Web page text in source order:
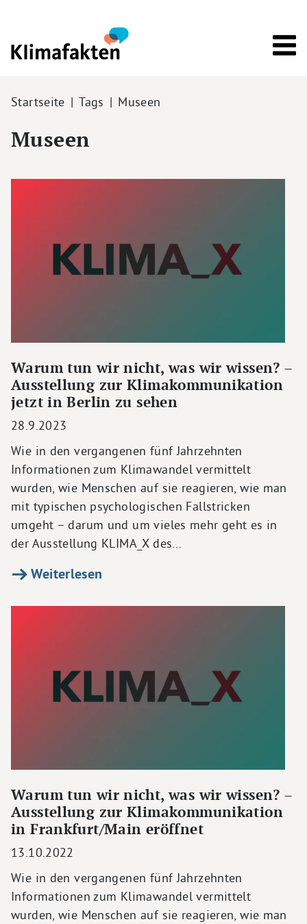
Pfadnavigation
Startseite Tags Museen
Museen
Warum tun wir nicht, was wir wissen? –
Ausstellung zur Klimakommunikation
jetzt in Berlin zu sehen
28.9.2023
Wie in den vergangenen fünf Jahrzehnten
Informationen zum Klimawandel vermittelt
wurden, wie Menschen auf sie reagieren, wie man
mit typischen psychologischen Fallstricken
umgeht – darum und um vieles mehr geht es in
der Ausstellung KLIMA_X des…
Weiterlesen
Warum tun wir nicht, was wir wissen? –
Ausstellung zur Klimakommunikation
in Frankfurt/Main eröffnet
13.10.2022
Wie in den vergangenen fünf Jahrzehnten
Informationen zum Klimawandel vermittelt
wurden, wie Menschen auf sie reagieren, wie man